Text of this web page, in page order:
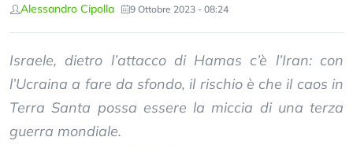
Alessandro Cipolla 9 Ottobre 2023 - 08:24
Israele, dietro l’attacco di Hamas c’è l’Iran: con
l’Ucraina a fare da sfondo, il rischio è che il caos in
Terra Santa possa essere la miccia di una terza
guerra mondiale.